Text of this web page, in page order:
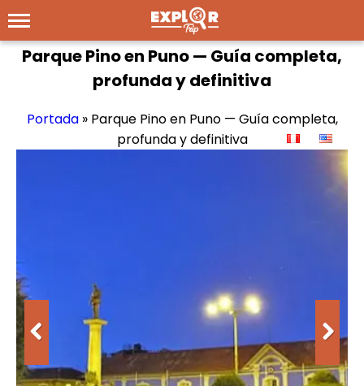
Parque Pino en Puno — Guía completa,
profunda y definitiva
Portada» Parque Pino en Puno — Guía completa,
profunda y definitiva